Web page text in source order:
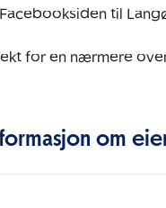
til
for en nærmere
om